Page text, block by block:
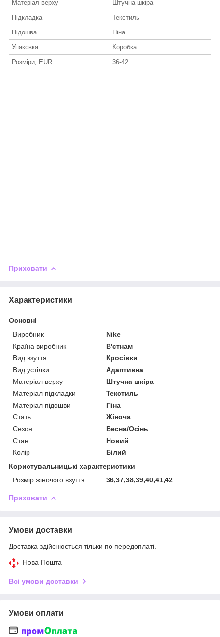
Матеріал верху
Штучна шкіра
Підкладка
Текстиль
Підошва
Піна
Упаковка
Коробка
Розміри, EUR
36-42
Приховати
Характеристики
Основні
Виробник
Nike
Країна виробник
В'єтнам
Вид взуття
Кросівки
Вид устілки
Адаптивна
Матеріал верху
Штучна шкіра
Матеріал підкладки
Текстиль
Матеріал підошви
Піна
Стать
Жіноча
Сезон
Весна/Осінь
Стан
Новий
Колір
Білий
Користувальницькі характеристики
Розмір жіночого взуття
36,37,38,39,40,41,42
Приховати
Умови доставки
Доставка здійснюється тільки по передоплаті.
Нова Пошта
Всі умови доставки
Умови оплати